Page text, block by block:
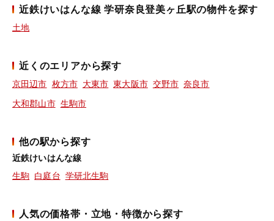
近鉄けいはんな線 学研奈良登美ヶ丘駅の物件を探す
土地
近くのエリアから探す
京田辺市 枚方市 大東市 東大阪市 交野市 奈良市
大和郡山市 生駒市
他の駅から探す
近鉄けいはんな線
生駒 白庭台 学研北生駒
人気の価格帯・立地・特徴から探す